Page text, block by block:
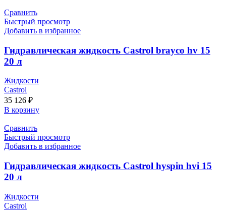
Сравнить
Быстрый просмотр
Добавить в избранное
Гидравлическая жидкость Castrol brayco hv 15
20 л
Жидкости
Castrol
35 126 ₽
В корзину
Сравнить
Быстрый просмотр
Добавить в избранное
Гидравлическая жидкость Castrol hyspin hvi 15
20 л
Жидкости
Castrol